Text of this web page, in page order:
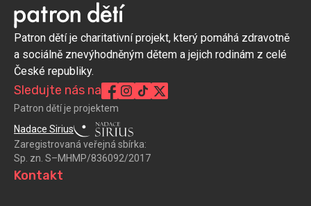
Patron dětí je charitativní projekt, který pomáhá zdravotně
a sociálně znevýhodněným dětem a jejich rodinám z celé
České republiky.
Sledujte nás na
Patron dětí je projektem
Nadace Sirius
Zaregistrovaná veřejná sbírka:
Sp. zn. S–MHMP/836092/2017
Kontakt